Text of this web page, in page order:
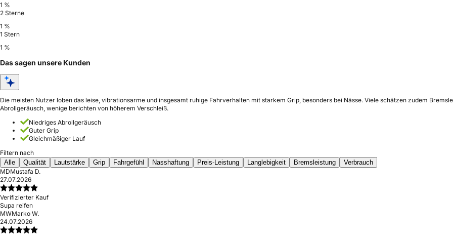
1 %
2 Sterne
1 %
1 Stern
1 %
Das sagen unsere Kunden
Die meisten Nutzer loben das leise, vibrationsarme und insgesamt ruhige Fahrverhalten mit starkem Grip, besonders bei Nässe. Viele schätzen zudem
Abrollgeräusch, wenige berichten von höherem Verschleiß.
Niedriges Abrollgeräusch
Guter Grip
Gleichmäßiger Lauf
Filtern nach
Alle
Qualität Lautstärke Grip Fahrgefühl Nasshaftung Preis-Leistung Langlebigkeit Bremsleistung
Verbrauch
MDMustafa D.
27.07.2026
Verifizierter Kauf
Supa reifen
MWMarko W.
24.07.2026